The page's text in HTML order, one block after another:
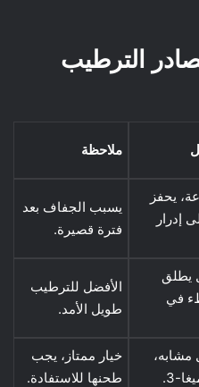
الترطيب
ملاحظة
يحفز
إدرار
يسبب الجفاف بعد
فترة قصيرة.
يطلق
في
الأفضل للترطيب
طويل الأمد.
3.
خيار ممتاز، يجب
طحنها للاستفادة.